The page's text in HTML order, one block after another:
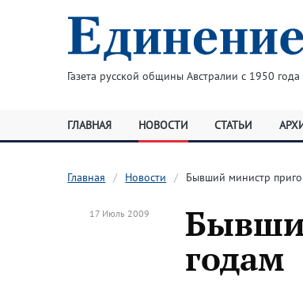
Газета русской общины Австралии с 1950 года
ГЛАВНАЯ НОВОСТИ СТАТЬИ
Главная Новости Бывший министр
17 Июль 2009
годам